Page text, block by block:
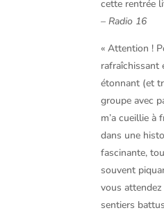
cette rentrée
– Radio 16
« Attention !
rafraîchissant
étonnant (et
groupe avec
m’a cueillie à
dans une
fascinante,
souvent
vous
sentiers